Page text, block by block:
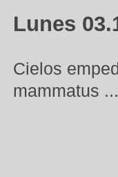
Lunes
Cielos
mammatus ...